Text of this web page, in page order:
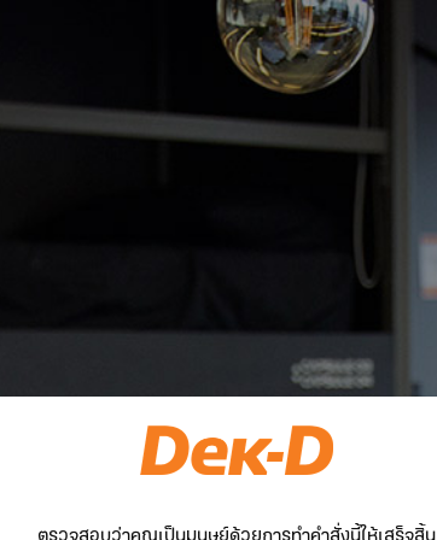
ตรวจสอบว่าคุณเป็นมนุษย์ด้วยการทำคำสั่งนี้ให้เสร็จสิ้น